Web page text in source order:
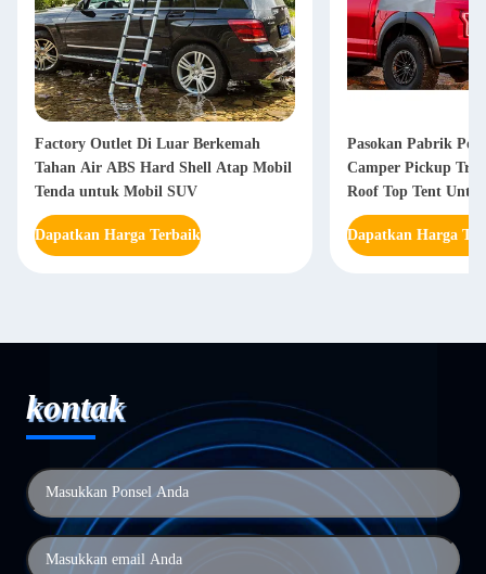
Factory Outlet Di Luar Berkemah
Tahan Air ABS Hard Shell Atap Mobil
Tenda untuk Mobil SUV
Dapatkan Harga Terbaik
Pasokan Pabrik
Camper Pickup
Roof Top Tent
Dapatkan Harga
kontak